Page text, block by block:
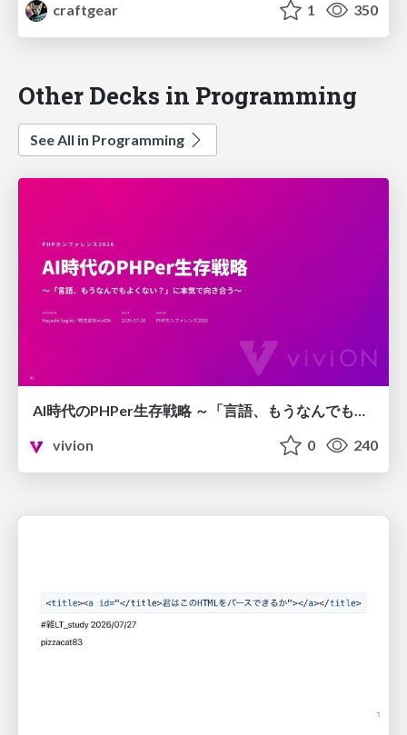
craftgear
1 350
Other Decks in Programming
See All in Programming
AI時代のPHPer生存戦略 ～「言語、もうなんでもよくない？」に本気で向き合う～
vivion
0 240